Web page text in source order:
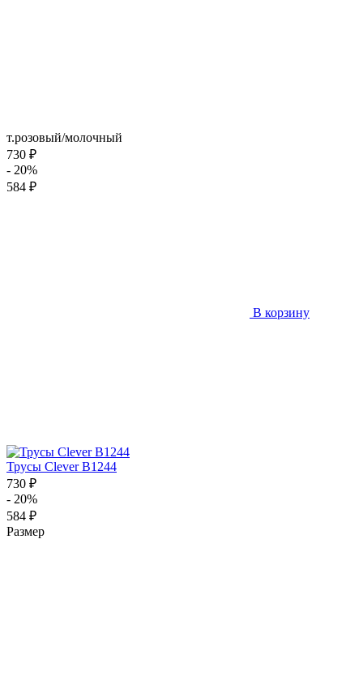
т.розовый/молочный
730 ₽
- 20%
584 ₽
В корзину
Трусы Clever B1244
730 ₽
- 20%
584 ₽
Размер